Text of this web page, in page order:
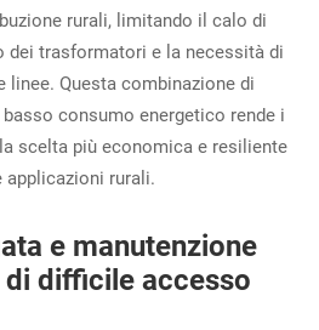
rurali, limitando il calo di
dei trasformatori e la necessità di
Questa combinazione di
consumo energetico rende i
scelta più economica e resiliente
applicazioni rurali.
e manutenzione
difficile accesso